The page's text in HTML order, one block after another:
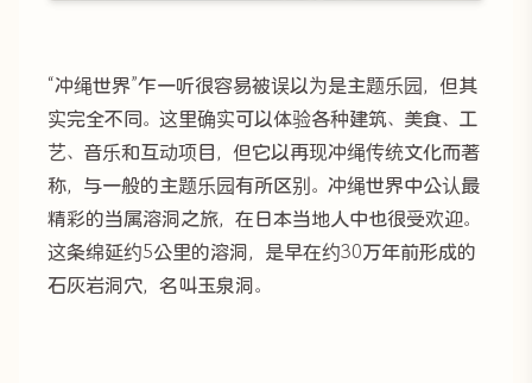
“冲绳世界”乍一听很容易被误以为是主题乐园，但其
实完全不同。这里确实可以体验各种建筑、美食、工
艺、音乐和互动项目，但它以再现冲绳传统文化而著
称，与一般的主题乐园有所区别。冲绳世界中公认最
精彩的当属溶洞之旅，在日本当地人中也很受欢迎。
这条绵延约5公里的溶洞，是早在约30万年前形成的
石灰岩洞穴，名叫玉泉洞。